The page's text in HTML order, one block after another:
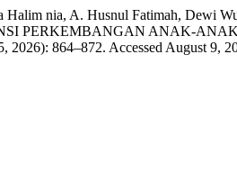
nia, A. Husnul Fatimah, Dewi
PERKEMBANGAN ANAK-
2026): 864–872. Accessed August 9,